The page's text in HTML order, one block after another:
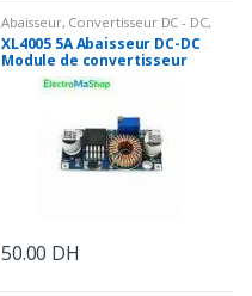
Abaisseur, Convertisseur DC - DC,
Energie
XL4005 5A Abaisseur DC-DC
Module de convertisseur
réglable Step Down
50.00 DH